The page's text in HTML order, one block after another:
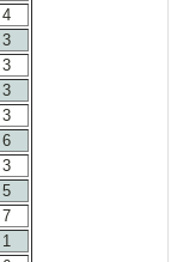
4
3
3
3
3
6
3
5
7
1